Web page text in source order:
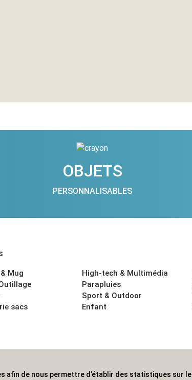
OBJETS
PERSONNALISABLES
Mug
sacs
High-tech & Multimédia
Parapluies
Sport & Outdoor
Enfant
afin de nous permettre d’établir des statistiques sur le